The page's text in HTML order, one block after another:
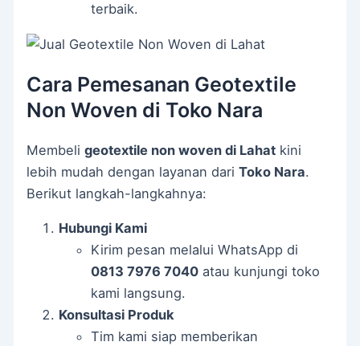
terbaik.
Cara Pemesanan Geotextile
Non Woven di Toko Nara
Membeligeotextile non woven di Lahat kini
lebih mudah dengan layanan dariToko Nara.
Berikut langkah-langkahnya:
Hubungi Kami
Kirim pesan melalui WhatsApp di
0813 7976 7040 atau kunjungi toko
kami langsung.
Konsultasi Produk
Tim kami siap memberikan